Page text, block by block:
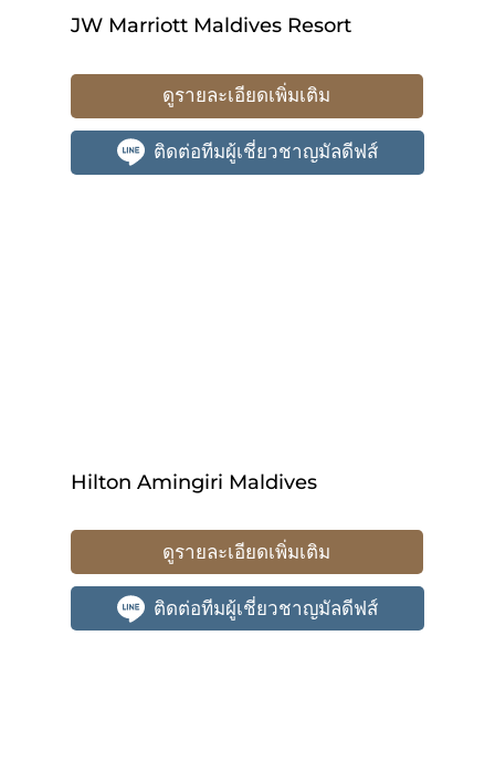
JW Marriott Maldives Resort
ดูรายละเอียดเพิ่มเติม
ติดต่อทีมผู้เชี่ยวชาญมัลดีฟส์
Hilton Amingiri Maldives
ดูรายละเอียดเพิ่มเติม
ติดต่อทีมผู้เชี่ยวชาญมัลดีฟส์